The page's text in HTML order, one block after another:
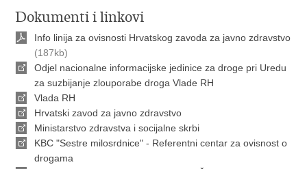
Dokumenti i linkovi
Info linija za ovisnosti Hrvatskog zavoda za javno zdravstvo
(187kb)
Odjel nacionalne informacijske jedinice za droge pri Uredu
za suzbijanje zlouporabe droga Vlade RH
Vlada RH
Hrvatski zavod za javno zdravstvo
Ministarstvo zdravstva i socijalne skrbi
KBC "Sestre milosrdnice" - Referentni centar za ovisnost o
drogama